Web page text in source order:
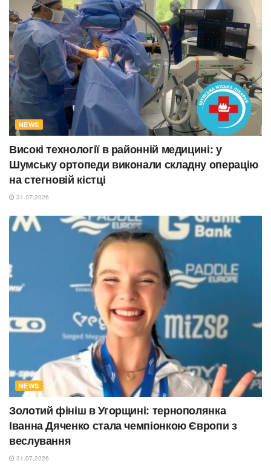
NEWS
Високі технології в районній медицині: у
Шумську ортопеди виконали складну операцію
на стегновій кістці
31.07.2026
NEWS
Золотий фініш в Угорщині: тернополянка
Іванна Дяченко стала чемпіонкою Європи з
веслування
31.07.2026